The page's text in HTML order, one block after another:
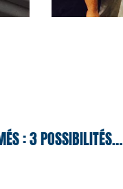
: 3 POSSIBILITÉS…